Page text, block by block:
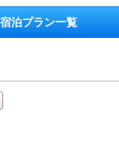
泊プラン一覧